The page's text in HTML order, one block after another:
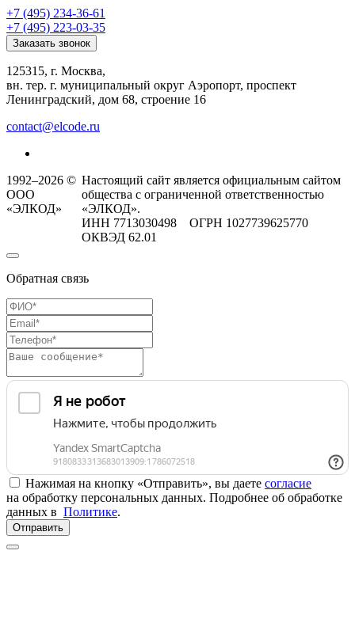
+7 (495) 234-36-61
+7 (495) 223-03-35
Заказать звонок
125315, г. Москва,
вн. тер. г. муниципальный округ Аэропорт, проспект
Ленинградский, дом 68, строение 16
contact@elcode.ru
1992–2026 ©
ООО
«ЭЛКОД»
Настоящий сайт является официальным сайтом
общества с ограниченной ответственностью
«ЭЛКОД».
ИНН 7713030498 ОГРН 1027739625770
ОКВЭД 62.01
Обратная связь
Нажимая на кнопку «Отправить», вы даете согласие
на обработку персональных данных. Подробнее об обработке
данных в Политике.
Отправить